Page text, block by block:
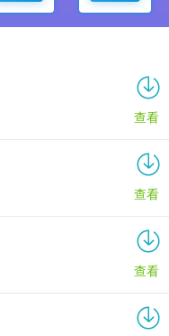
查看
查看
查看